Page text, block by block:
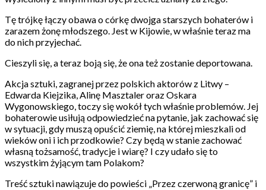
Tę trójkę łączy obawa o córkę dwojga starszych bohaterów i
zarazem żonę młodszego. Jest w Kijowie, w właśnie teraz ma
do nich przyjechać.
Cieszyli się, a teraz boją się, że ona też zostanie deportowana.
Akcja sztuki, zagranej przez polskich aktorów z Litwy –
Edwarda Kiejzika, Alinę Masztaler oraz Oskara
Wygonowskiego, toczy się wokół tych właśnie problemów. Jej
bohaterowie usiłują odpowiedzieć na pytanie, jak zachować się
w sytuacji, gdy muszą opuścić ziemię, na której mieszkali od
wieków oni i ich przodkowie? Czy będą w stanie zachować
własną tożsamość, tradycje i wiarę? I czy udało się to
wszystkim żyjącym tam Polakom?
Treść sztuki nawiązuje do powieści „Przez czerwoną granicę” i